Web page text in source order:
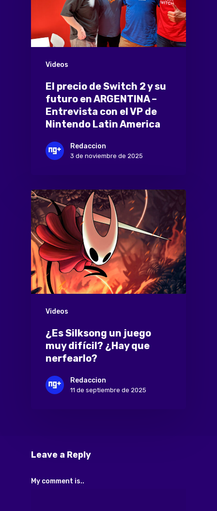
Videos
El precio de Switch 2 y su
futuro en ARGENTINA –
Entrevista con el VP de
Nintendo Latin America
Redaccion
3 de noviembre de 2025
Videos
¿Es Silksong un juego
muy difícil? ¿Hay que
nerfearlo?
Redaccion
11 de septiembre de 2025
Leave a Reply
My comment is..